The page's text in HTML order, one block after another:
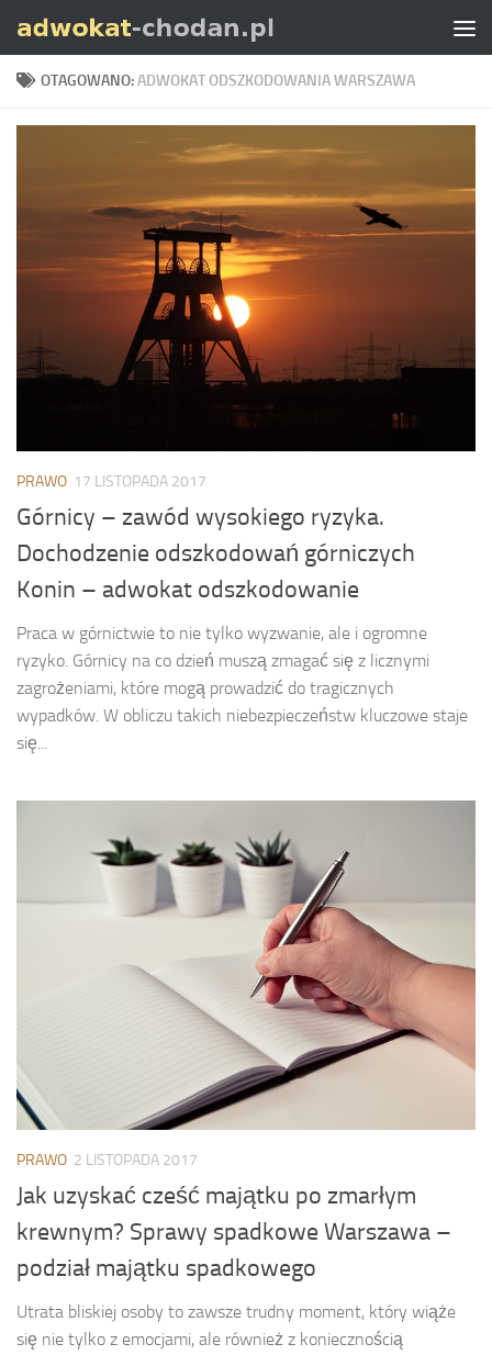
Skip to content
OTAGOWANO:ADWOKAT ODSZKODOWANIA WARSZAWA
PRAWO 17 LISTOPADA 2017
Górnicy – zawód wysokiego ryzyka.
Dochodzenie odszkodowań górniczych
Konin – adwokat odszkodowanie
Praca w górnictwie to nie tylko wyzwanie, ale i ogromne
ryzyko. Górnicy na co dzień muszą zmagać się z licznymi
zagrożeniami, które mogą prowadzić do tragicznych
wypadków. W obliczu takich niebezpieczeństw kluczowe staje
się...
PRAWO 2 LISTOPADA 2017
Jak uzyskać cześć majątku po zmarłym
krewnym? Sprawy spadkowe Warszawa –
podział majątku spadkowego
Utrata bliskiej osoby to zawsze trudny moment, który wiąże
się nie tylko z emocjami, ale również z koniecznością